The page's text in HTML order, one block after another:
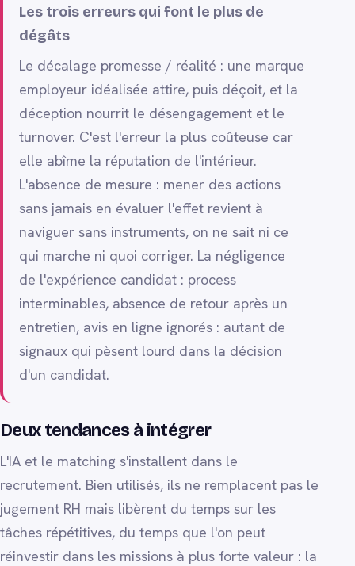
Les trois erreurs qui font le plus de
dégâts
Le décalage promesse / réalité : une marque
employeur idéalisée attire, puis déçoit, et la
déception nourrit le désengagement et le
turnover. C'est l'erreur la plus coûteuse car
elle abîme la réputation de l'intérieur.
L'absence de mesure : mener des actions
sans jamais en évaluer l'effet revient à
naviguer sans instruments, on ne sait ni ce
qui marche ni quoi corriger. La négligence
de l'expérience candidat : process
interminables, absence de retour après un
entretien, avis en ligne ignorés : autant de
signaux qui pèsent lourd dans la décision
d'un candidat.
Deux tendances à intégrer
L'IA et le matching s'installent dans le
recrutement. Bien utilisés, ils ne remplacent pas le
jugement RH mais libèrent du temps sur les
tâches répétitives, du temps que l'on peut
réinvestir dans les missions à plus forte valeur : la